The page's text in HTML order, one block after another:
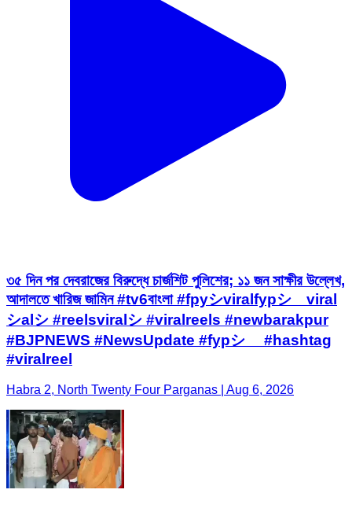
৩৫ দিন পর দেবরাজের বিরুদ্ধে চার্জশিট পুলিশের; ১১ জন সাক্ষীর উল্লেখ,
আদালতে খারিজ জামিন #tv6বাংলা #fpyシviralfypシ゚viral
シalシ #reelsviralシ #viralreels #newbarakpur
#BJPNEWS #NewsUpdate #fypシ゚ #hashtag
#viralreel
Habra 2, North Twenty Four Parganas | Aug 6, 2026